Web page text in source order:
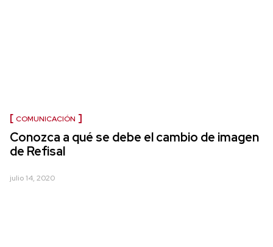
COMUNICACIÓN
Conozca a qué se debe el cambio de imagen
de Refisal
julio 14, 2020